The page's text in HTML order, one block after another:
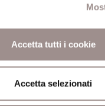
Accetta tutti i cookie
Accetta selezionati
film- Berlin-Jerusalemdi